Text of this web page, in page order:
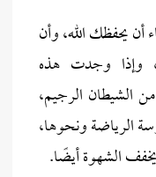
أن يحفظك الله، وأن
وإذا وجدت هذه
الشيطان الرجيم،
الرياضة ونحوها،
الشهوة أيضًا.